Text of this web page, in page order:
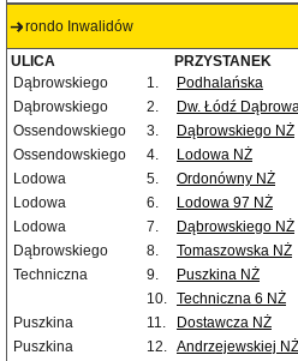
rondo Inwalidów
ULICA PRZYSTANEK
Dąbrowskiego
1. Podhalańska
Dąbrowskiego
2. Dw. Łódź
Ossendowskiego
3. Dąbrowskiego NŻ
Ossendowskiego
4. Lodowa NŻ
Lodowa
5. Ordonówny NŻ
Lodowa
6. Lodowa 97 NŻ
Lodowa
7. Dąbrowskiego NŻ
Dąbrowskiego
8.
Tomaszowska NŻ
Techniczna
9.
Puszkina NŻ
10. Techniczna 6 NŻ
Puszkina
11.
Dostawcza NŻ
Puszkina
12. Andrzejewskiej NŻ